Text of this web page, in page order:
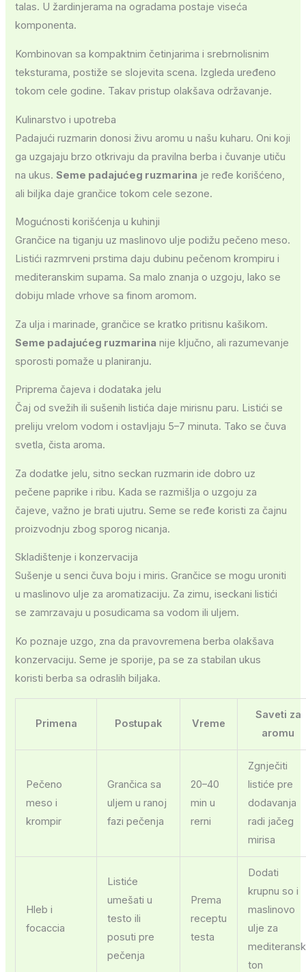
talas. U žardinjerama na ogradama postaje viseća
komponenta.
Kombinovan sa kompaktnim četinjarima i srebrnolisnim
teksturama, postiže se slojevita scena. Izgleda uređeno
tokom cele godine. Takav pristup olakšava održavanje.
Kulinarstvo i upotreba
Padajući ruzmarin donosi živu aromu u našu kuharu. Oni koji
ga uzgajaju brzo otkrivaju da pravilna berba i čuvanje utiču
na ukus.Seme padajućeg ruzmarina je ređe korišćeno,
ali biljka daje grančice tokom cele sezone.
Mogućnosti korišćenja u kuhinji
Grančice na tiganju uz maslinovo ulje podižu pečeno meso.
Listići razmrveni prstima daju dubinu pečenom krompiru i
mediteranskim supama. Sa malo znanja o uzgoju, lako se
dobiju mlade vrhove sa finom aromom.
Za ulja i marinade, grančice se kratko pritisnu kašikom.
Seme padajućeg ruzmarina nije ključno, ali razumevanje
sporosti pomaže u planiranju.
Priprema čajeva i dodataka jelu
Čaj od svežih ili sušenih listića daje mirisnu paru. Listići se
preliju vrelom vodom i ostavljaju 5–7 minuta. Tako se čuva
svetla, čista aroma.
Za dodatke jelu, sitno seckan ruzmarin ide dobro uz
pečene paprike i ribu. Kada se razmišlja o uzgoju za
čajeve, važno je brati ujutru. Seme se ređe koristi za čajnu
proizvodnju zbog sporog nicanja.
Skladištenje i konzervacija
Sušenje u senci čuva boju i miris. Grančice se mogu uroniti
u maslinovo ulje za aromatizaciju. Za zimu, iseckani listići
se zamrzavaju u posudicama sa vodom ili uljem.
Ko poznaje uzgo, zna da pravovremena berba olakšava
konzervaciju. Seme je sporije, pa se za stabilan ukus
koristi berba sa odraslih biljaka.
Primena Postupak Vreme
Saveti za
aromu
Pečeno
meso i
krompir
Grančica sa
uljem u ranoj
fazi pečenja
20–40
min u
rerni
Zgnječiti
listiće pre
dodavanja
radi jačeg
mirisa
Hleb i
focaccia
Listiće
umešati u
testo ili
posuti pre
pečenja
Prema
receptu
testa
Dodati
krupnu so i
maslinovo
ulje za
ton